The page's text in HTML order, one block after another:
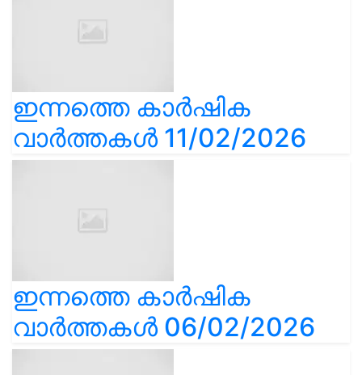
ഇന്നത്തെ കാർഷിക
വാർത്തകൾ 11/02/2026
ഇന്നത്തെ കാർഷിക
വാർത്തകൾ 06/02/2026